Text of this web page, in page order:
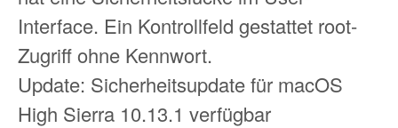
Interface. Ein Kontrollfeld gestattet root-
Zugriff ohne Kennwort.
Update: Sicherheitsupdate für macOS
High Sierra 10.13.1 verfügbar